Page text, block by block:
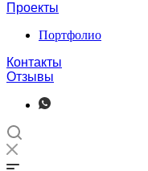
Проекты
Портфолио
Контакты
Отзывы